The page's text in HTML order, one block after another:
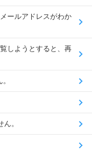
ールアドレスがわか
しようとすると、再
。